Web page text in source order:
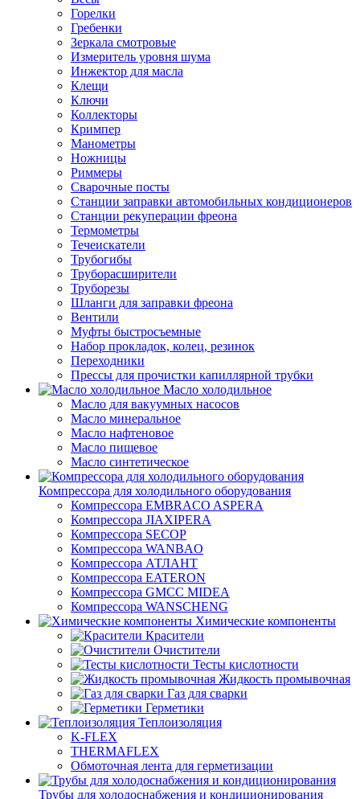
Горелки
Гребенки
Зеркала смотровые
Измеритель уровня шума
Инжектор для масла
Клещи
Ключи
Коллекторы
Кримпер
Манометры
Ножницы
Риммеры
Сварочные посты
Станции заправки автомобильных кондиционеров
Станции рекуперации фреона
Термометры
Течеискатели
Трубогибы
Труборасширители
Труборезы
Шланги для заправки фреона
Вентили
Муфты быстросъемные
Набор прокладок, колец, резинок
Переходники
Прессы для прочистки капиллярной трубки
Масло холодильное
Масло для вакуумных насосов
Масло минеральное
Масло нафтеновое
Масло пищевое
Масло синтетическое
Компрессора для холодильного оборудования
Компрессора EMBRACO ASPERA
Компрессора JIAXIPERA
Компрессора SECOP
Компрессора WANBAO
Компрессора АТЛАНТ
Компрессора EATERON
Компрессора GMCC MIDEA
Компрессора WANSCHENG
Химические компоненты
Красители
Очистители
Тесты кислотности
Жидкость промывочная
Газ для сварки
Герметики
Теплоизоляция
K-FLEX
THERMAFLEX
Обмоточная лента для герметизации
Трубы для холодоснабжения и кондиционирования